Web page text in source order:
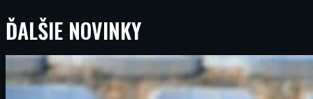
ĎALŠIE NOVINKY